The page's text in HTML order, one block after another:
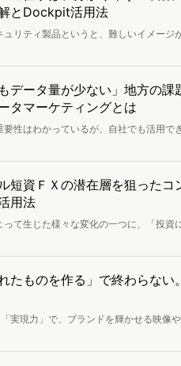
とDockpit活用法
ュリティ製品というと、難しいイメージ
能があり、海外の製品情報に翻訳をか
ペルソナの設定が必要不可欠。今回は
グ施策につなげているのか、ICT事業本
データ量が少ない」地方の
タマーケティングとは
要性はわかっているが、自社でも活用
り、都会とは状況が異なると思ってい
行う際の課題や可能性について、同社の
短資ＦＸの潜在層を狙った
用法
って生じた様々な変化の一つに、「投
ズを捉えようと、参入する企業が増え
発部 課長の宮城純一氏にヴァリューズ
れたものを作る」で終わらな
「実現力」で、ブランドを輝かせる映像
データ活用に力を入れています。デー